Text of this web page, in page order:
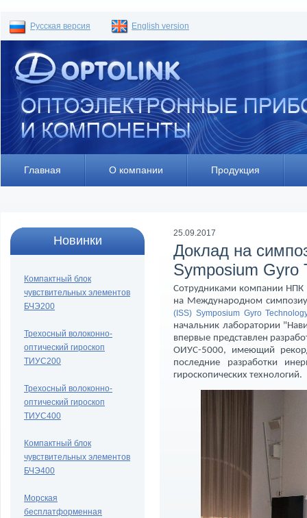
Русская версия English version
Главная О компании Продукция
Новинки
Компактный блок
чувствительных элементов
БЧЭ200
Трехосный волоконно-
оптический гироскоп
ТИУС200
Трехосный волоконно-
оптический гироскоп
ТИУС400
Компактный блок
чувствительных элементов
БЧЭ400
Морская
бесплатформенная
25.09.2017
Доклад на
Symposium Gyro
Сотрудниками компании НПК
на Международном
(ISS) Symposium Gyro
начальник лаборатории
впервые представлен
ОИУС-5000, имеющий
последние разработки
гироскопических технологий.